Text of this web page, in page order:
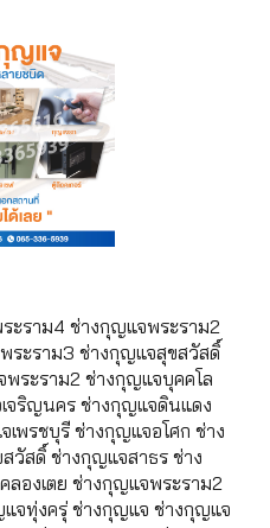
ะราม4 ช่างกุญแจพระราม2
ระราม3 ช่างกุญแจสุขสวัสดิ์
ระราม2 ช่างกุญแจบุคคโล
จริญนคร ช่างกุญแจดินแดง
พรชบุรี ช่างกุญแจอโศก ช่าง
วัสดิ์ ช่างกุญแจสาธร ช่าง
องเตย ช่างกุญแจพระราม2
จทุ่งครุ่ ช่างกุญแจ ช่างกุญแจ